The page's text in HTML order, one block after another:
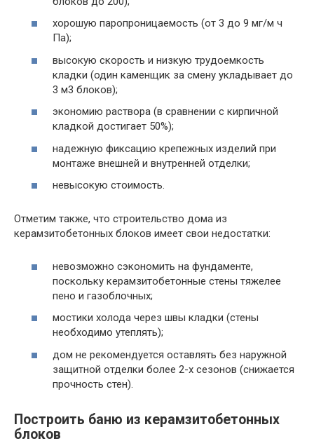
хорошую паропроницаемость (от 3 до 9 мг/м ч
Па);
высокую скорость и низкую трудоемкость
кладки (один каменщик за смену укладывает до
3 м3 блоков);
экономию раствора (в сравнении с кирпичной
кладкой достигает 50%);
надежную фиксацию крепежных изделий при
монтаже внешней и внутренней отделки;
невысокую стоимость.
Отметим также, что строительство дома из
керамзитобетонных блоков имеет свои недостатки:
невозможно сэкономить на фундаменте,
поскольку керамзитобетонные стены тяжелее
пено и газоблочных;
мостики холода через швы кладки (стены
необходимо утеплять);
дом не рекомендуется оставлять без наружной
защитной отделки более 2-х сезонов (снижается
прочность стен).
Построить баню из керамзитобетонных
блоков